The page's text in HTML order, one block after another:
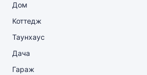
Дом
Коттедж
Таунхаус
Дача
Гараж